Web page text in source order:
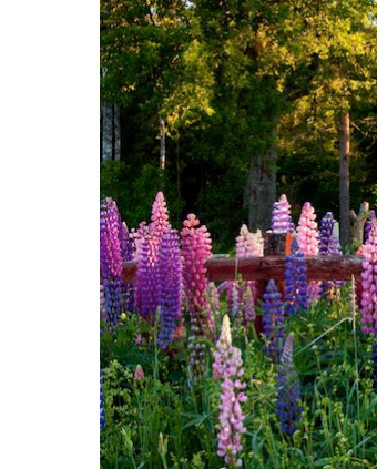
Hit enter to search or ESC to close